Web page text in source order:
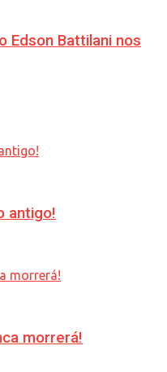
Edson Battilani nos
antigo!
morrerá!